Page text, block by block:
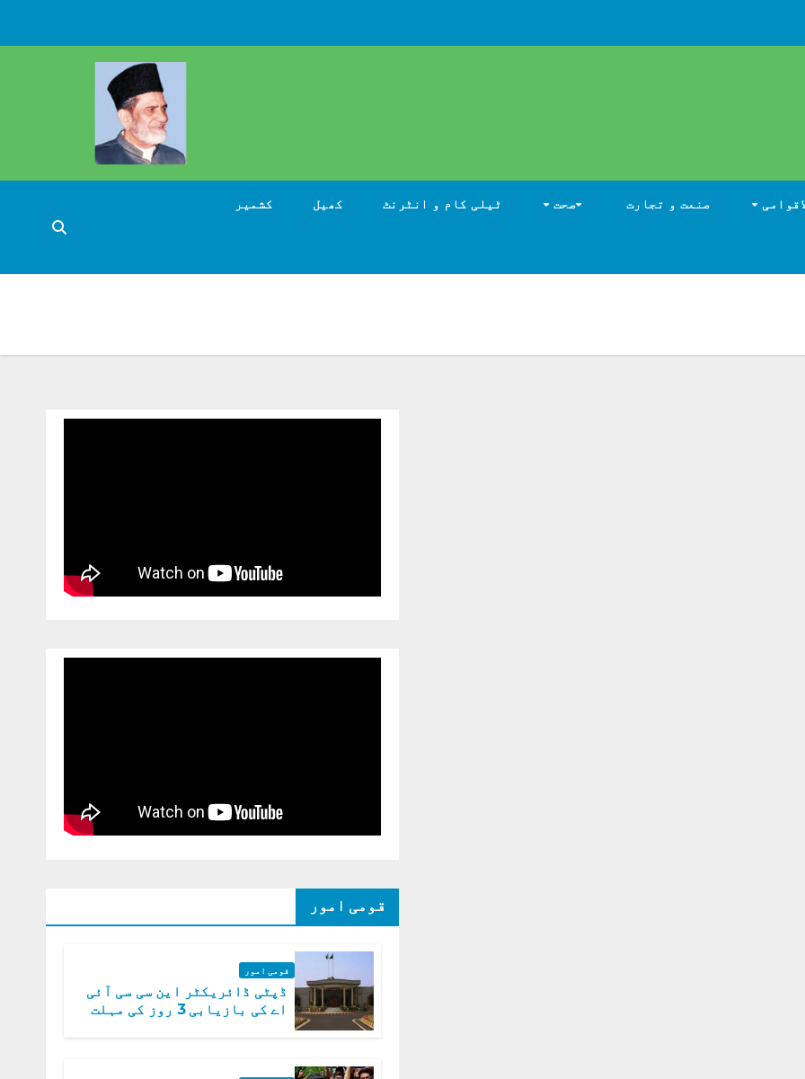
صنعت و تجارت صحت ٹیلی کام و انٹرنٹ کھیل کشمیر
قومی امور
قومی امور
ڈپٹی ڈائریکٹر این سی سی آئی
اے کی بازیابی 3 روز کی مہلت